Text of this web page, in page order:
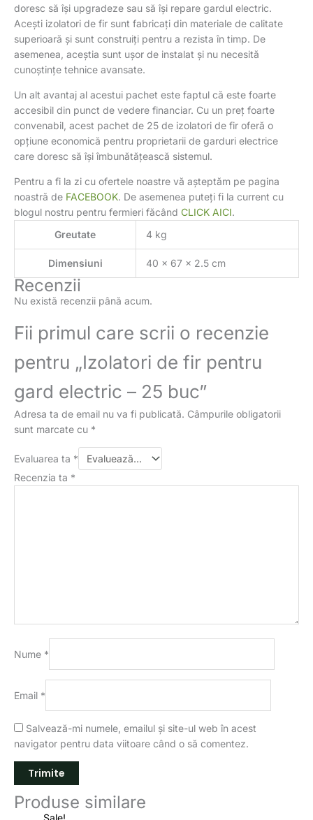
doresc să își upgradeze sau să își repare gardul electric.
Acești izolatori de fir sunt fabricați din materiale de calitate
superioară și sunt construiți pentru a rezista în timp. De
asemenea, aceștia sunt ușor de instalat și nu necesită
cunoștințe tehnice avansate.
Un alt avantaj al acestui pachet este faptul că este foarte
accesibil din punct de vedere financiar. Cu un preț foarte
convenabil, acest pachet de 25 de izolatori de fir oferă o
opțiune economică pentru proprietarii de garduri electrice
care doresc să își îmbunătățească sistemul.
Pentru a fi la zi cu ofertele noastre vă așteptăm pe pagina
noastră de FACEBOOK. De asemenea puteți fi la current cu
blogul nostru pentru fermieri făcând CLICK AICI.
Greutate
4 kg
Dimensiuni 40 × 67 × 2.5 cm
Recenzii
Nu există recenzii până acum.
Fii primul care scrii o recenzie
pentru „Izolatori de fir pentru
gard electric – 25 buc”
Adresa ta de email nu va fi publicată. Câmpurile obligatorii
sunt marcate cu *
Evaluarea ta *
Recenzia ta *
Nume *
Email *
Salvează-mi numele, emailul și site-ul web în acest
navigator pentru data viitoare când o să comentez.
Produse similare